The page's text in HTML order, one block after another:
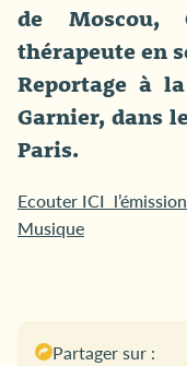
de Moscou,
thérapeute en
Reportage à
Garnier, dans
Paris.
Ecouter ICI
Musique
Partager sur :